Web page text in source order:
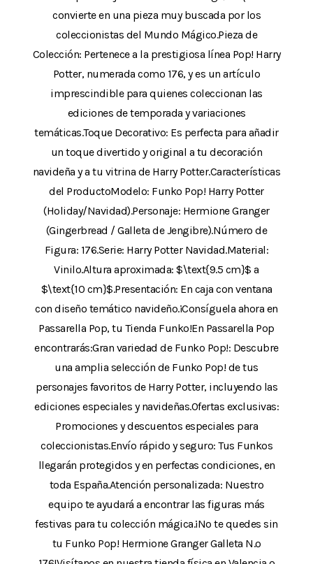
convierte en una pieza muy buscada por los
coleccionistas del Mundo Mágico.Pieza de
Colección: Pertenece a la prestigiosa línea Pop! Harry
Potter, numerada como 176, y es un artículo
imprescindible para quienes coleccionan las
ediciones de temporada y variaciones
temáticas.Toque Decorativo: Es perfecta para añadir
un toque divertido y original a tu decoración
navideña y a tu vitrina de Harry Potter.Características
del ProductoModelo: Funko Pop! Harry Potter
(Holiday/Navidad).Personaje: Hermione Granger
(Gingerbread / Galleta de Jengibre).Número de
Figura: 176.Serie: Harry Potter Navidad.Material:
Vinilo.Altura aproximada: $\text{9.5 cm}$ a
$\text{10 cm}$.Presentación: En caja con ventana
con diseño temático navideño.¡Consíguela ahora en
Passarella Pop, tu Tienda Funko!En Passarella Pop
encontrarás:Gran variedad de Funko Pop!: Descubre
una amplia selección de Funko Pop! de tus
personajes favoritos de Harry Potter, incluyendo las
ediciones especiales y navideñas.Ofertas exclusivas:
Promociones y descuentos especiales para
coleccionistas.Envío rápido y seguro: Tus Funkos
llegarán protegidos y en perfectas condiciones, en
toda España.Atención personalizada: Nuestro
equipo te ayudará a encontrar las figuras más
festivas para tu colección mágica.¡No te quedes sin
tu Funko Pop! Hermione Granger Galleta N.º